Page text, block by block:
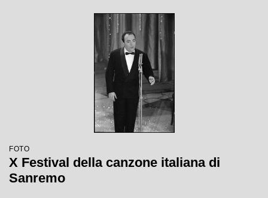
FOTO
X Festival della canzone italiana di
Sanremo